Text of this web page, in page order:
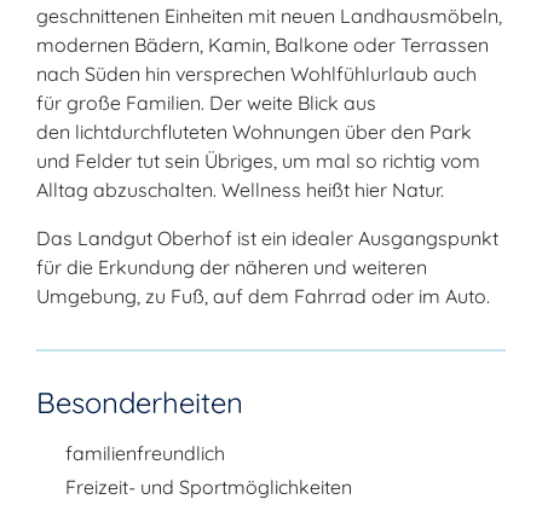
geschnittenen Einheiten mit neuen Landhausmöbeln,
modernen Bädern, Kamin, Balkone oder Terrassen
nach Süden hin versprechen Wohlfühlurlaub auch
für große Familien. Der weite Blick aus
den lichtdurchfluteten Wohnungen über den Park
und Felder tut sein Übriges, um mal so richtig vom
Alltag abzuschalten. Wellness heißt hier Natur.
Das Landgut Oberhof ist ein idealer Ausgangspunkt
für die Erkundung der näheren und weiteren
Umgebung, zu Fuß, auf dem Fahrrad oder im Auto.
Besonderheiten
familienfreundlich
Freizeit- und Sportmöglichkeiten